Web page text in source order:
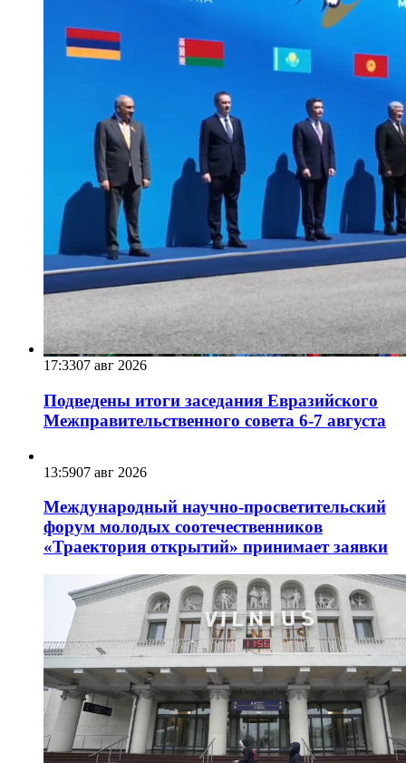
17:3307 авг 2026
Подведены итоги заседания Евразийского
Межправительственного совета 6-7 августа
13:5907 авг 2026
Международный научно-просветительский
форум молодых соотечественников
«Траектория открытий» принимает заявки